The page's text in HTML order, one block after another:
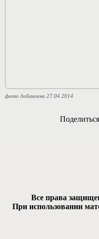
фото добавлено 27.04.2014
Все права
При использовании